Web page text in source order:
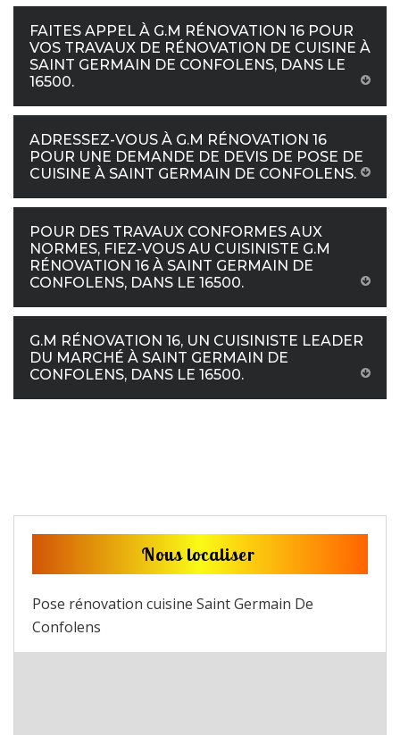
FAITES APPEL À G.M RÉNOVATION 16 POUR
VOS TRAVAUX DE RÉNOVATION DE CUISINE À
SAINT GERMAIN DE CONFOLENS, DANS LE
16500.
ADRESSEZ-VOUS À G.M RÉNOVATION 16
POUR UNE DEMANDE DE DEVIS DE POSE DE
CUISINE À SAINT GERMAIN DE CONFOLENS.
POUR DES TRAVAUX CONFORMES AUX
NORMES, FIEZ-VOUS AU CUISINISTE G.M
RÉNOVATION 16 À SAINT GERMAIN DE
CONFOLENS, DANS LE 16500.
G.M RÉNOVATION 16, UN CUISINISTE LEADER
DU MARCHÉ À SAINT GERMAIN DE
CONFOLENS, DANS LE 16500.
Nous localiser
Pose rénovation cuisine Saint Germain De
Confolens